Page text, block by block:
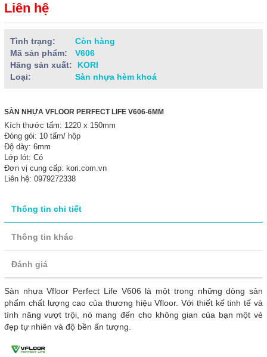
Liên hệ
Tình trạng:
Còn hàng
Mã sản phẩm:
V606
Hãng sản xuất:
KORI
Loại:
Sàn nhựa hèm khoá
SÀN NHỰA VFLOOR PERFECT LIFE V606-6MM
Kích thước tấm: 1220 x 150mm
Đóng gói: 10 tấm/ hộp
Độ dày: 6mm
Lớp lót: Có
Đơn vị cung cấp: kori.com.vn
Liên hệ: 0979272338
Thông tin chi tiết
Thông tin khác
Đánh giá
Sàn nhựa Vfloor Perfect Life V606 là một trong những dòng sản
phẩm chất lượng cao của thương hiệu Vfloor. Với thiết kế tinh tế và
tính năng vượt trội, nó mang đến cho không gian của bạn một vẻ
đẹp tự nhiên và độ bền ấn tượng.